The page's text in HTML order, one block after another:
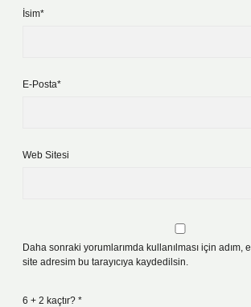
İsim*
E-Posta*
Web Sitesi
Daha sonraki yorumlarımda kullanılması için adım,
site adresim bu tarayıcıya kaydedilsin.
6 + 2 kaçtır? *